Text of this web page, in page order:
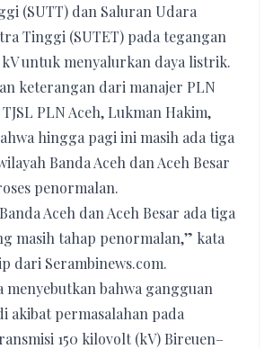
(SUTT) dan Saluran Udara
Tinggi (SUTET) pada tegangan
kV untuk menyalurkan daya listrik.
keterangan dari manajer PLN
PLN Aceh, Lukman Hakim,
hingga pagi ini masih ada tiga
Banda Aceh dan Aceh Besar
penormalan.
Aceh dan Aceh Besar ada tiga
masih tahap penormalan,” kata
dari Serambinews.com.
menyebutkan bahwa gangguan
akibat permasalahan pada
150 kilovolt (kV) Bireuen–